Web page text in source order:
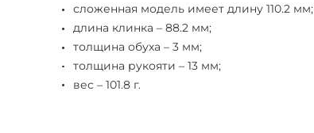
сложенная модель имеет длину 110.2 мм;
длина клинка – 88.2 мм;
толщина обуха – 3 мм;
толщина рукояти – 13 мм;
вес – 101.8 г.